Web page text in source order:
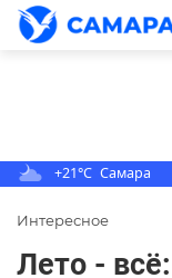
+21°C Самара
Интересное
Лето -